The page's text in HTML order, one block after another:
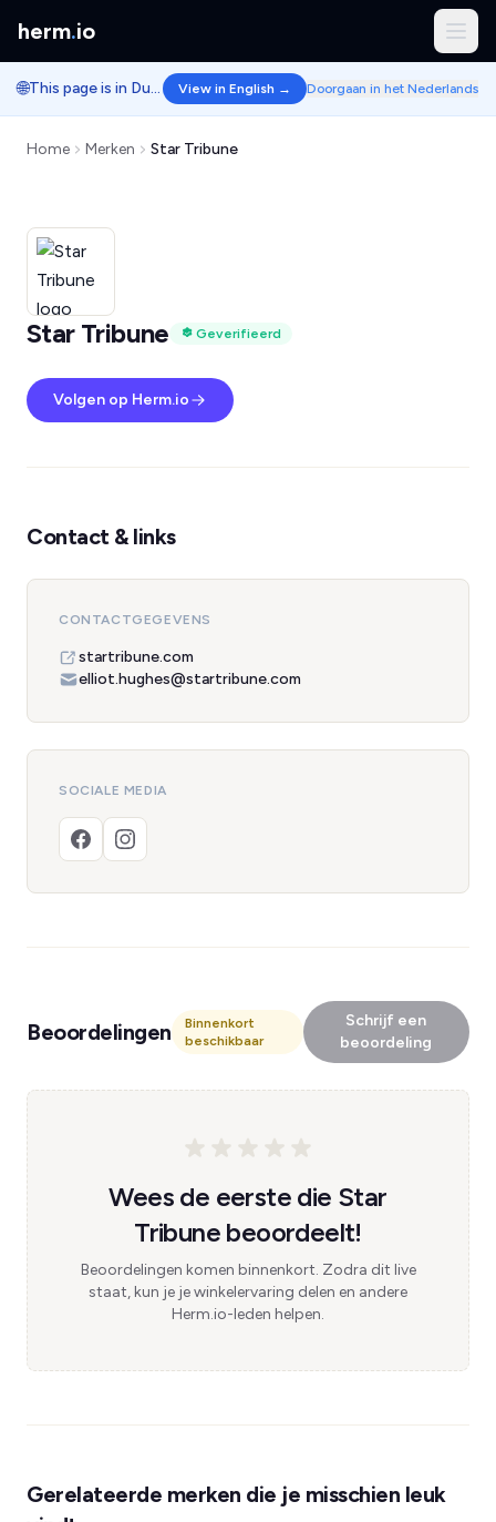
herm.io
🌐 This page is in Dutch. View in English → Doorgaan in het Nederlands
Home Merken Star Tribune
Star Tribune Geverifieerd
Volgen op Herm.io
Contact & links
CONTACTGEGEVENS
startribune.com
elliot.hughes@startribune.com
SOCIALE MEDIA
Beoordelingen
Binnenkort
beschikbaar
Schrijf een
beoordeling
Wees de eerste die Star
Tribune beoordeelt!
Beoordelingen komen binnenkort. Zodra dit live
staat, kun je je winkelervaring delen en andere
Herm.io-leden helpen.
Gerelateerde merken die je misschien leuk